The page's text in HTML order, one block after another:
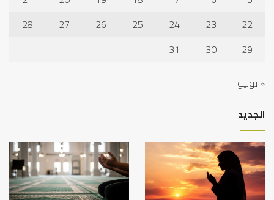
22
23
24
25
26
27
28
29
30
31
« يوليو
الجديد